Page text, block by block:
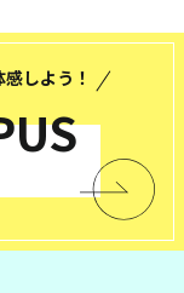
しよう！